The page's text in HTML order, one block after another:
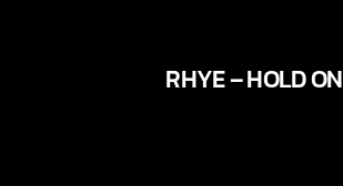
RHYE – HOLD ON